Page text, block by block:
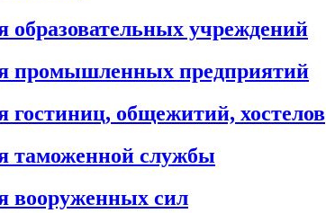
учреждений
промышленных предприятий
общежитий, хостелов
таможенной службы
вооруженных сил